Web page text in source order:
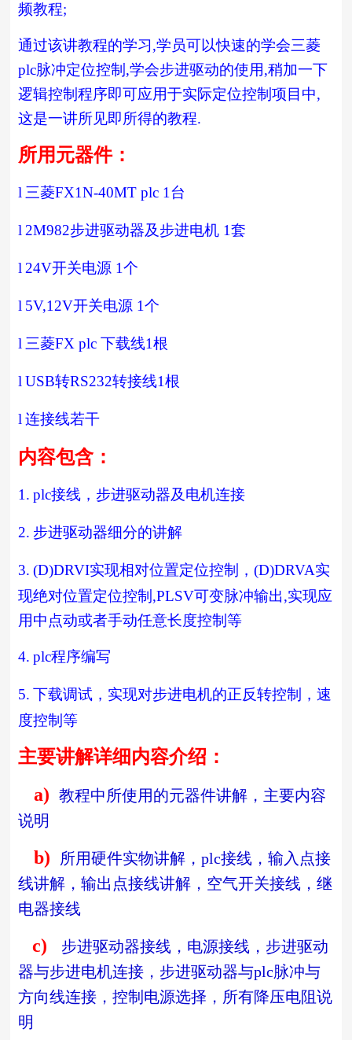
频教程;
通过该讲教程的学习,学员可以快速的学会三菱
plc脉冲定位控制 ,学会步进驱动的使用,稍加一下
逻辑控制程序即可应用于实际定位控制项目中,
这是一讲所见即所得的教程.
所用元器件：
l 三菱FX1N-40MT plc 1 台
l 2M982步进驱动器及步进电机 1套
l 24V开关电源 1个
l 5V,12V开关电源 1个
l 三菱FX plc下载线1根
l USB转RS232转接线1根
l 连接线若干
内容包含：
1. plc接线，步进驱动器及电机连接
2. 步进驱动器细分的讲解
3. (D)DRVI实现相对位置定位控制，(D)DRVA实
现绝对位置定位控制 ,PLSV可变脉冲输出,实现应
用中点动或者手动任意长度控制等
4. plc程序编写
5. 下载调试，实现对步进电机的正反转控制，速
度控制等
主要讲解详细内容介绍：
a)
教程中所使用的元器件讲解，主要内容
说明
b) 所用硬件实物讲解，plc接线，输入点接
线讲解，输出点接线讲解，空气开关接线，继
电器接线
c)
步进驱动器接线，电源接线，步进驱动
器与步进电机连接，步进驱动器与plc脉冲与
方向线连接，控制电源选择，所有降压电阻说
明